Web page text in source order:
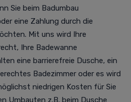
Sie beim Badumbau
eine Zahlung durch die
Mit uns wird Ihre
Ihre Badewanne
eine barrierefreie Dusche, ein
Badezimmer oder es wird
niedrigen Kosten für Sie
Umbauten z.B. beim Dusche